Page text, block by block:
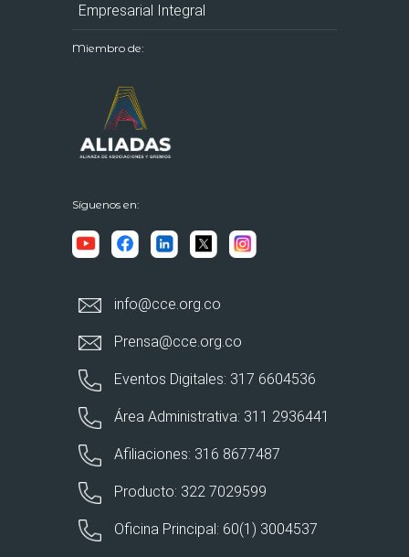
Empresarial Integral
Miembro de:
Síguenos en:
info@cce.org.co
Prensa@cce.org.co
Eventos Digitales: 317 6604536
Área Administrativa: 311 2936441
Afiliaciones: 316 8677487
Producto: 322 7029599
Oficina Principal: 60(1) 3004537